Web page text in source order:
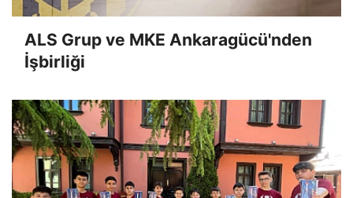
ALS Grup ve MKE Ankaragücü'nden
İşbirliği